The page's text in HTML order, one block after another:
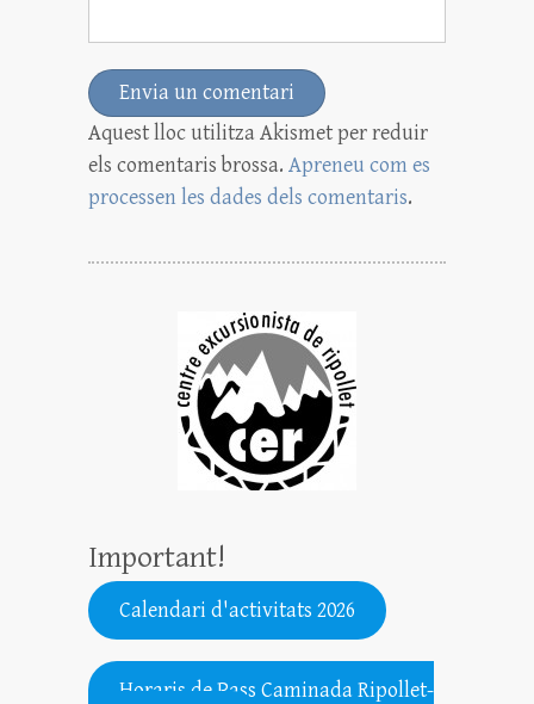
Aquest lloc utilitza Akismet per reduir
els comentaris brossa. Apreneu com es
processen les dades dels comentaris.
Important!
Calendari d'activitats 2026
.......................................................
Horaris de Pass Caminada Ripollet-